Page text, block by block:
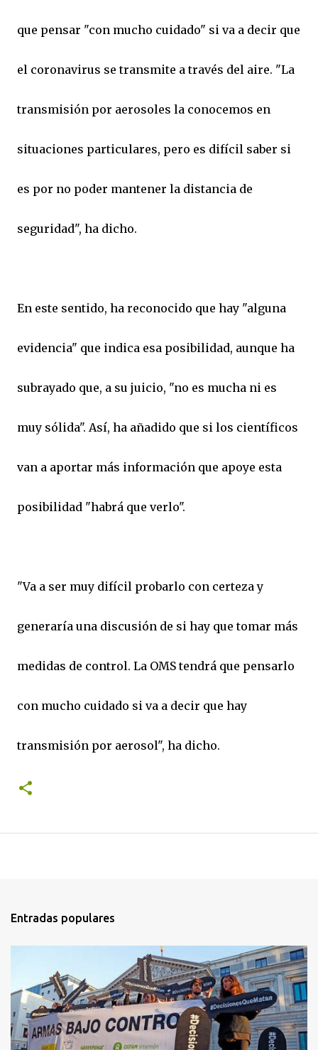
que pensar "con mucho cuidado" si va a decir que
el coronavirus se transmite a través del aire. "La
transmisión por aerosoles la conocemos en
situaciones particulares, pero es difícil saber si
es por no poder mantener la distancia de
seguridad", ha dicho.
En este sentido, ha reconocido que hay "alguna
evidencia" que indica esa posibilidad, aunque ha
subrayado que, a su juicio, "no es mucha ni es
muy sólida". Así, ha añadido que si los científicos
van a aportar más información que apoye esta
posibilidad "habrá que verlo".
"Va a ser muy difícil probarlo con certeza y
generaría una discusión de si hay que tomar más
medidas de control. La OMS tendrá que pensarlo
con mucho cuidado si va a decir que hay
transmisión por aerosol", ha dicho.
Entradas populares